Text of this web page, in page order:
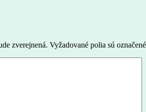
zverejnená. Vyžadované polia sú označené